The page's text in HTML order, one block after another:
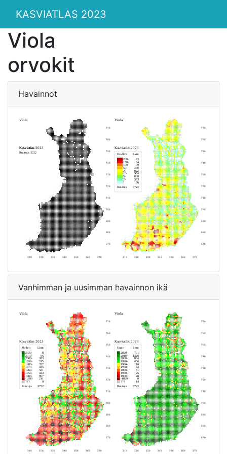
KASVIATLAS 2023
Viola
orvokit
Havainnot
Vanhimman ja uusimman havainnon ikä